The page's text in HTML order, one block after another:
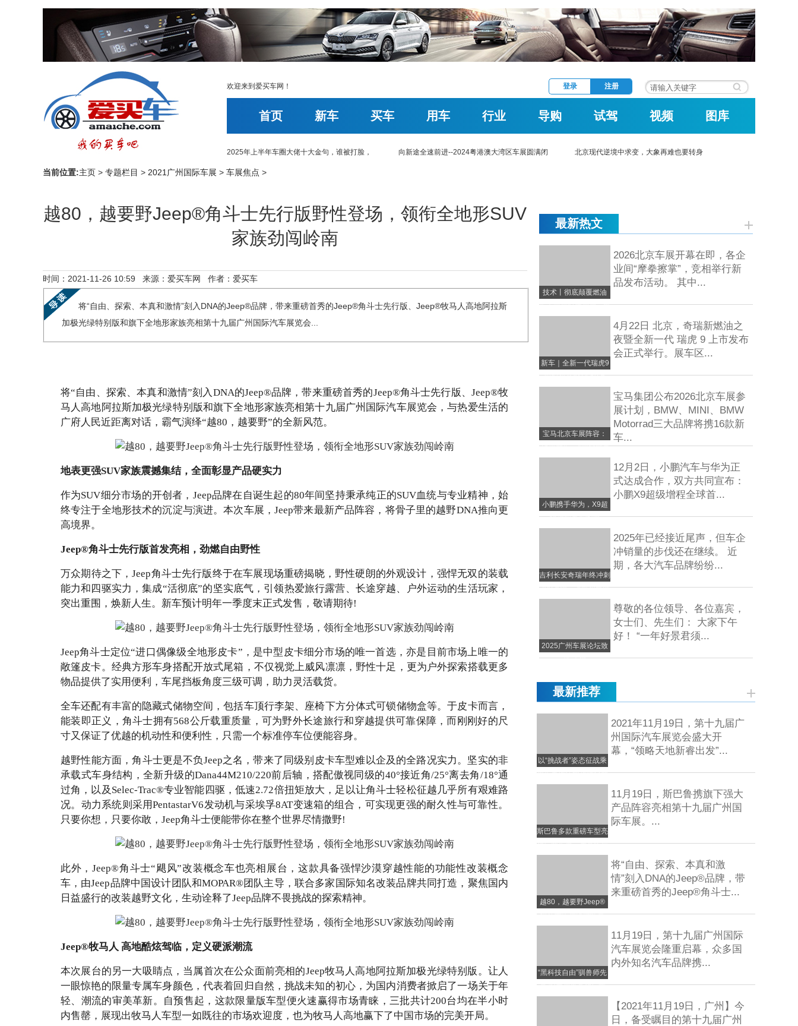
欢迎来到爱买车网！ 登录 注册
首页 新车 买车 用车 行业 导购 试驾 视频 图库
2025年上半年车圈大佬十大金句，谁被打脸， 向新途全速前进--2024粤港澳大湾区车展圆满闭 北京现代逆境中求变，大象再难也要转身
当前位置:主页 > 专题栏目 > 2021广州国际车展 > 车展焦点 >
越80，越要野Jeep®角斗士先行版野性登场，领衔全地形SUV
家族劲闯岭南
时间：2021-11-26 10:59 来源：爱买车网 作者：爱买车
将“自由、探索、本真和激情”刻入DNA的Jeep®品牌，带来重磅首秀的Jeep®角斗士先行版、Jeep®牧马人高地阿拉斯
加极光绿特别版和旗下全地形家族亮相第十九届广州国际汽车展览会...
将“自由、探索、本真和激情”刻入DNA的Jeep®品牌，带来重磅首秀的Jeep®角斗士先行版、Jeep®牧
马人高地阿拉斯加极光绿特别版和旗下全地形家族亮相第十九届广州国际汽车展览会，与热爱生活的
广府人民近距离对话，霸气演绎“越80，越要野”的全新风范。
地表更强SUV家族震撼集结，全面彰显产品硬实力
作为SUV细分市场的开创者，Jeep品牌在自诞生起的80年间坚持秉承纯正的SUV血统与专业精神，始
终专注于全地形技术的沉淀与演进。本次车展，Jeep带来最新产品阵容，将骨子里的越野DNA推向更
高境界。
Jeep®角斗士先行版首发亮相，劲燃自由野性
万众期待之下，Jeep角斗士先行版终于在车展现场重磅揭晓，野性硬朗的外观设计，强悍无双的装载
能力和四驱实力，集成“活彻底”的坚实底气，引领热爱旅行露营、长途穿越、户外运动的生活玩家，
突出重围，焕新人生。新车预计明年一季度末正式发售，敬请期待!
Jeep角斗士定位“进口偶像级全地形皮卡”，是中型皮卡细分市场的唯一首选，亦是目前市场上唯一的
敞篷皮卡。经典方形车身搭配开放式尾箱，不仅视觉上威风凛凛，野性十足，更为户外探索搭载更多
物品提供了实用便利，车尾挡板角度三级可调，助力灵活载货。
全车还配有丰富的隐藏式储物空间，包括车顶行李架、座椅下方分体式可锁储物盒等。于皮卡而言，
能装即正义，角斗士拥有568公斤载重质量，可为野外长途旅行和穿越提供可靠保障，而刚刚好的尺
寸又保证了优越的机动性和便利性，只需一个标准停车位便能容身。
越野性能方面，角斗士更是不负Jeep之名，带来了同级别皮卡车型难以企及的全路况实力。坚实的非
承载式车身结构，全新升级的Dana44M210/220前后轴，搭配傲视同级的40°接近角/25°离去角/18°通
过角，以及Selec-Trac®专业智能四驱，低速2.72倍扭矩放大，足以让角斗士轻松征越几乎所有艰难路
况。动力系统则采用PentastarV6发动机与采埃孚8AT变速箱的组合，可实现更强的耐久性与可靠性。
只要你想，只要你敢，Jeep角斗士便能带你在整个世界尽情撒野!
此外，Jeep®角斗士“飓风”改装概念车也亮相展台，这款具备强悍沙漠穿越性能的功能性改装概念
车，由Jeep品牌中国设计团队和MOPAR®团队主导，联合多家国际知名改装品牌共同打造，聚焦国内
日益盛行的改装越野文化，生动诠释了Jeep品牌不畏挑战的探索精神。
Jeep®牧马人 高地酷炫驾临，定义硬派潮流
本次展台的另一大吸睛点，当属首次在公众面前亮相的Jeep牧马人高地阿拉斯加极光绿特别版。让人
一眼惊艳的限量专属车身颜色，代表着回归自然，挑战未知的初心，为国内消费者掀启了一场关于年
轻、潮流的审美革新。自预售起，这款限量版车型便火速赢得市场青睐，三批共计200台均在半小时
内售罄，展现出牧马人车型一如既往的市场欢迎度，也为牧马人高地赢下了中国市场的完美开局。
最新热文
技术丨彻底颠覆燃油
车！宁德时代神行、麒
麟、
2026北京车展开幕在即，各企
业间“摩拳擦掌”，竞相举行新
品发布活动。 其中...
新车｜全新一代瑞虎9
限时权益价14.69万
起，九大
4月22日 北京，奇瑞新燃油之
夜暨全新一代 瑞虎 9 上市发布
会正式举行。展车区...
宝马北京车展阵容：
16款新车、4款全球首
发
宝马集团公布2026北京车展参
展计划，BMW、MINI、BMW
Motorrad三大品牌将携16款新
车...
小鹏携手华为，X9超
级增程首发华为
DriveONE下一代
12月2日，小鹏汽车与华为正
式达成合作，双方共同宣布：
小鹏X9超级增程全球首...
吉利长安奇瑞年终冲刺
300万辆，上汽和比亚
迪谁
2025年已经接近尾声，但车企
冲销量的步伐还在继续。 近
期，各大汽车品牌纷纷...
2025广州车展论坛致
辞-王侠
尊敬的各位领导、各位嘉宾，
女士们、先生们： 大家下午
好！ “一年好景君须...
最新推荐
以“挑战者”姿态征战乘
用车市场江铃福特全新
2021年11月19日，第十九届广
州国际汽车展览会盛大开
幕，“领略天地新睿出发”...
斯巴鲁多款重磅车型亮
相广州车展，产品售后
全
11月19日，斯巴鲁携旗下强大
产品阵容亮相第十九届广州国
际车展。...
越80，越要野Jeep®
角斗士先行版野性登
场，领衔全
将“自由、探索、本真和激
情”刻入DNA的Jeep®品牌，带
来重磅首秀的Jeep®角斗士...
“黑科技自由”驯兽师先
享 哈弗神兽亮相广州
车
11月19日，第十九届广州国际
汽车展览会隆重启幕，众多国
内外知名汽车品牌携...
【2021年11月19日，广州】今
日，备受瞩目的第十九届广州